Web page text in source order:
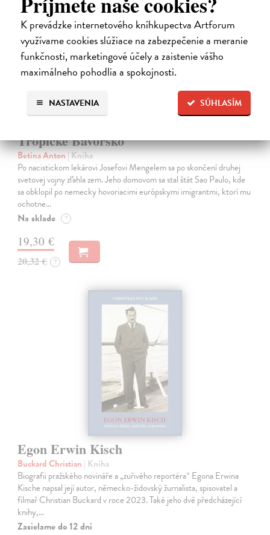
K prevádzke internetového kníhkupectva Artforum
využívame cookies slúžiace na zabezpečenie a meranie
funkčnosti, marketingové účely a zaistenie vášho
maximálneho pohodlia a spokojnosti.
SÚHLASÍM
NASTAVENIA
Tropické Bavorsko
Betina Anton| Kniha
Po nacistickom lekárovi Josefovi Mengelem sa po skončení druhej
svetovej vojny zľahla zem. Jeho domovom sa stal štát Sao Paulo, kde
sa obklopil po nemecky hovoriacimi európskymi imigrantmi, ktorí mu
ochotne…
Na sklade ?
19,30 €
20,32 € ?
Egon Erwin Kisch
Buckard Christian | Kniha
Biografii pražského novináře a „zuřivého reportéra“ Egona Erwina
Kische napsal její autor, německo-židovský žurnalista, spisovatel a
filmař Christian Buckard v roce 2023. Také jeho dvě předcházející
knihy,…
Zasielame do 12 dní